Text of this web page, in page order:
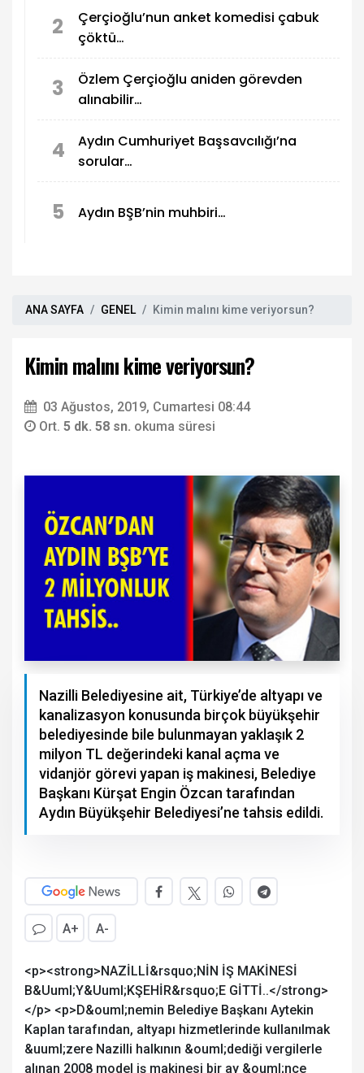
2
Çerçioğlu’nun anket komedisi çabuk
çöktü…
3
Özlem Çerçioğlu aniden görevden
alınabilir…
4
Aydın Cumhuriyet Başsavcılığı’na
sorular…
5 Aydın BŞB’nin muhbiri…
ANA SAYFA GENEL Kimin malını kime veriyorsun?
Kimin malını kime veriyorsun?
03 Ağustos, 2019, Cumartesi 08:44
Ort. 5 dk. 58 sn. okuma süresi
Nazilli Belediyesine ait, Türkiye’de altyapı ve
kanalizasyon konusunda birçok büyükşehir
belediyesinde bile bulunmayan yaklaşık 2
milyon TL değerindeki kanal açma ve
vidanjör görevi yapan iş makinesi, Belediye
Başkanı Kürşat Engin Özcan tarafından
Aydın Büyükşehir Belediyesi’ne tahsis edildi.
A+ A-
<p><strong>NAZİLLİ&rsquo;NİN İŞ MAKİNESİ
B&Uuml;Y&Uuml;KŞEHİR&rsquo;E GİTTİ..</strong>
</p> <p>D&ouml;nemin Belediye Başkanı Aytekin
Kaplan tarafından, altyapı hizmetlerinde kullanılmak
&uuml;zere Nazilli halkının &ouml;dediği vergilerle
alınan 2008 model iş makinesi bir ay &ouml;nce